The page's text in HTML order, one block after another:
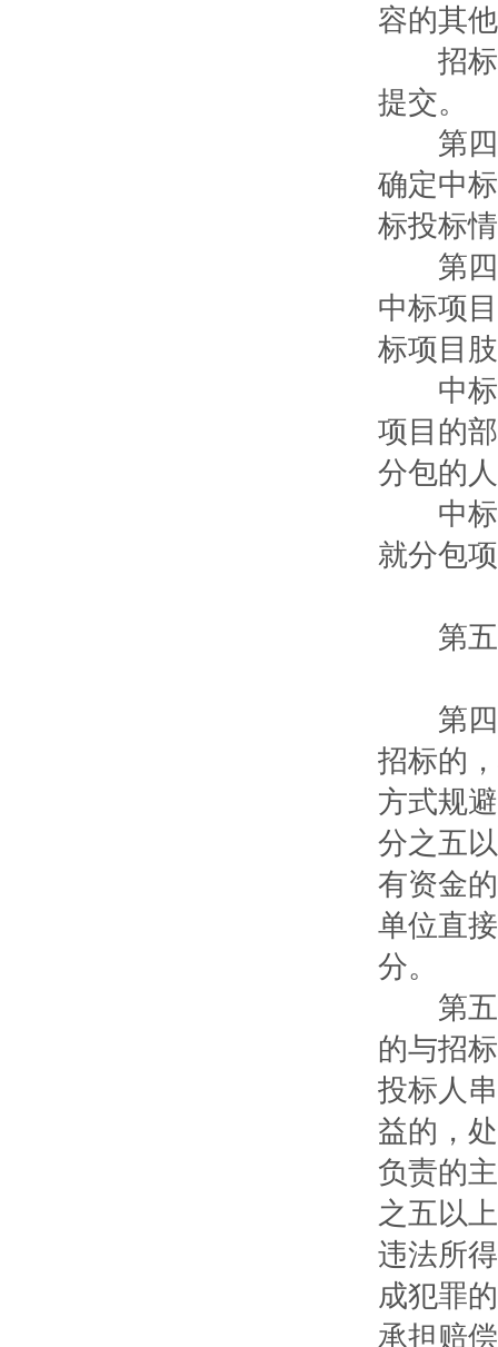
容的其
招标
提交。
第四
确定中
标投标
第四
中标项
标项目
中标
项目的
分包的
中标
就分包
第五
第四
招标的
方式规
分之五
有资金
单位直
分。
第五
的与招
投标人
益的，
负责的
之五以
违法所
成犯罪
承担赔